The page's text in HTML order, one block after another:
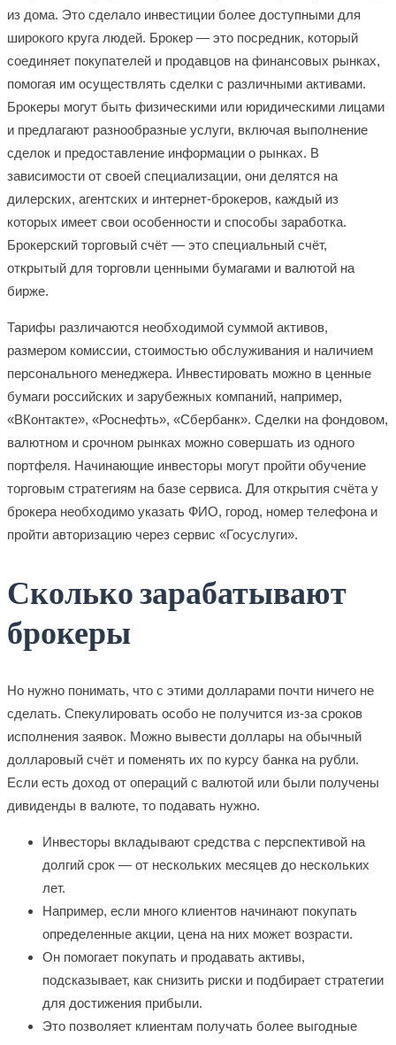
из дома. Это сделало инвестиции более доступными для
широкого круга людей. Брокер — это посредник, который
соединяет покупателей и продавцов на финансовых рынках,
помогая им осуществлять сделки с различными активами.
Брокеры могут быть физическими или юридическими лицами
и предлагают разнообразные услуги, включая выполнение
сделок и предоставление информации о рынках. В
зависимости от своей специализации, они делятся на
дилерских, агентских и интернет-брокеров, каждый из
которых имеет свои особенности и способы заработка.
Брокерский торговый счёт — это специальный счёт,
открытый для торговли ценными бумагами и валютой на
бирже.
Тарифы различаются необходимой суммой активов,
размером комиссии, стоимостью обслуживания и наличием
персонального менеджера. Инвестировать можно в ценные
бумаги российских и зарубежных компаний, например,
«ВКонтакте», «Роснефть», «Сбербанк». Сделки на фондовом,
валютном и срочном рынках можно совершать из одного
портфеля. Начинающие инвесторы могут пройти обучение
торговым стратегиям на базе сервиса. Для открытия счёта у
брокера необходимо указать ФИО, город, номер телефона и
пройти авторизацию через сервис «Госуслуги».
Сколько зарабатывают
брокеры
Но нужно понимать, что с этими долларами почти ничего не
сделать. Спекулировать особо не получится из-за сроков
исполнения заявок. Можно вывести доллары на обычный
долларовый счёт и поменять их по курсу банка на рубли.
Если есть доход от операций с валютой или были получены
дивиденды в валюте, то подавать нужно.
Инвесторы вкладывают средства с перспективой на
долгий срок — от нескольких месяцев до нескольких
лет.
Например, если много клиентов начинают покупать
определенные акции, цена на них может возрасти.
Он помогает покупать и продавать активы,
подсказывает, как снизить риски и подбирает стратегии
для достижения прибыли.
Это позволяет клиентам получать более выгодные